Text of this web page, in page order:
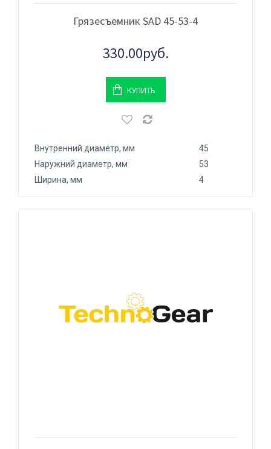
Грязесъемник SAD 45-53-4
330.00руб.
КУПИТЬ
Внутренний диаметр, мм
45
Наружний диаметр, мм
53
Ширина, мм
4